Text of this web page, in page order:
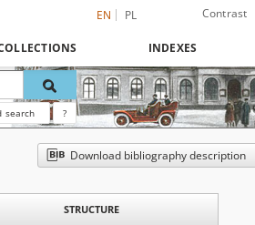
EN PL Contrast
INDEXES
search ?
Download bibliography description
STRUCTURE